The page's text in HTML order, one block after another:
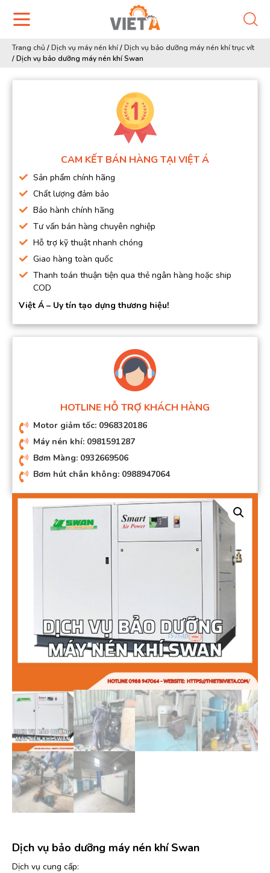
Trang chủ /Dịch vụ máy nén khí/Dịch vụ bảo dưỡng máy nén khí trục vít
/Dịch vụ bảo dưỡng máy nén khí Swan
CAM KẾT BÁN HÀNG TẠI VIỆT Á
Sản phẩm chính hãng
Chất lượng đảm bảo
Bảo hành chính hãng
Tư vấn bán hàng chuyên nghiệp
Hỗ trợ kỹ thuật nhanh chóng
Giao hàng toàn quốc
Thanh toán thuận tiện qua thẻ ngân hàng hoặc ship
COD
Việt Á – Uy tín tạo dựng thương hiệu!
HOTLINE HỖ TRỢ KHÁCH HÀNG
Motor giảm tốc: 0968320186
Máy nén khí: 0981591287
Bơm Màng: 0932669506
Bơm hút chân không: 0988947064
Dịch vụ bảo dưỡng máy nén khí Swan
Dịch vụ cung cấp: